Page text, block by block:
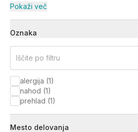
Pokaži več
Oznaka
Iščite po filtru
alergija (1)
nahod (1)
prehlad (1)
Mesto delovanja